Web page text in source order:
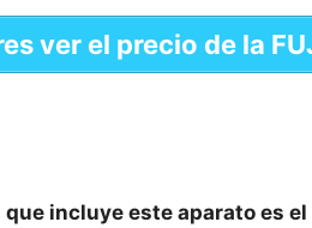
ver el precio de la
incluye este aparato es